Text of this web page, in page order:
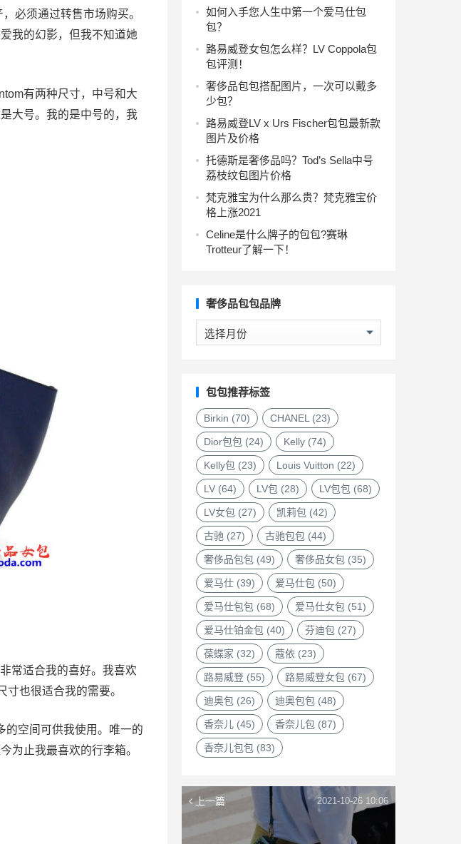
必须通过转售市场购买。
我的幻影，但我不知道她
有两种尺寸，中号和大
大号。我的是中号的，我
常适合我的喜好。我喜欢
寸也很适合我的需要。
的空间可供我使用。唯一的
为止我最喜欢的行李箱。
女包
如何入手您人生中第一个爱马仕包
包？
路易威登女包怎么样？LV Coppola包
包评测！
奢侈品包包搭配图片，一次可以戴多
少包？
路易威登LV x Urs Fischer包包最新款
图片及价格
托德斯是奢侈品吗？Tod’s Sella中号
荔枝纹包图片价格
梵克雅宝为什么那么贵？梵克雅宝价
格上涨2021
Celine是什么牌子的包包?赛琳
Trotteur了解一下！
奢侈品包包品牌
奢
侈
包
品
牌
包包推荐标签
Birkin (70) CHANEL(23)
Dior包包 (24) Kelly (74)
Kelly包 (23) Louis Vuitton (22)
LV (64) LV包 (28) LV包包 (68)
LV女包 (27) 凯莉包 (42)
古驰 (27) 古驰包包 (44)
奢侈品包包 (49) 奢侈品女包 (35)
爱马仕 (39) 爱马仕包 (50)
爱马仕包包 (68) 爱马仕女包 (51)
爱马仕铂金包 (40) 芬迪包 (27)
葆蝶家 (32) 蔻依 (23)
路易威登 (55) 路易威登女包 (67)
迪奥包 (26) 迪奥包包 (48)
香奈儿 (45) 香奈儿包 (87)
香奈儿包包 (83)
上一篇 2021-10-26 10:06